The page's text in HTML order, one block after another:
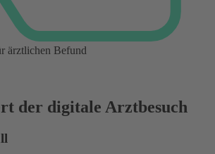
ärztlichen Befund
der digitale Arztbesuch